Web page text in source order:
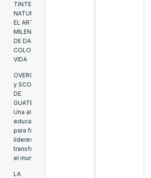
TINTES
NATURALES:
EL ARTE
MILENARIO
DE DAR
COLOR A LA
VIDA
OVERGENIUS
y SCOUTS
DE
GUATEMALA:
Una alianza
educativa
para formar
líderes que
transforman
el mundo
LA